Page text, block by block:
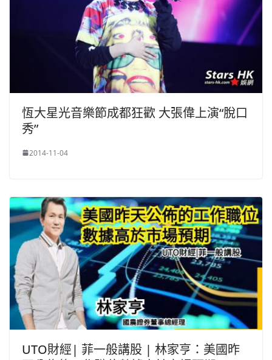
恆大星光音樂節成都狂歡 大張偉上演“脫口
秀”
2014-11-04
UTO財經| 菲一般講股 | 林家亨：美國昨